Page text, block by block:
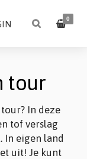
0
tour
In deze
tof verslag
In eigen land
uit! Je kunt